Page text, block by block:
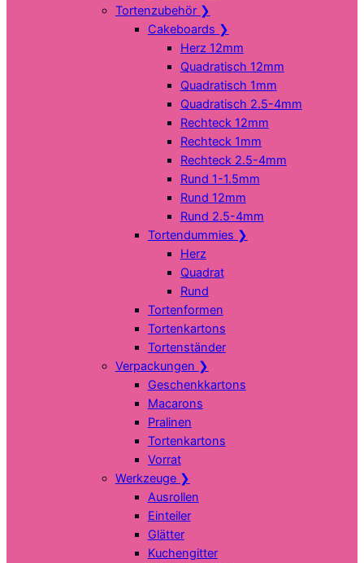
Tortenzubehör ❯
Cakeboards ❯
Herz 12mm
Quadratisch 12mm
Quadratisch 1mm
Quadratisch 2.5-4mm
Rechteck 12mm
Rechteck 1mm
Rechteck 2.5-4mm
Rund 1-1.5mm
Rund 12mm
Rund 2.5-4mm
Tortendummies ❯
Herz
Quadrat
Rund
Tortenformen
Tortenkartons
Tortenständer
Verpackungen ❯
Geschenkkartons
Macarons
Pralinen
Tortenkartons
Vorrat
Werkzeuge ❯
Ausrollen
Einteiler
Glätter
Kuchengitter